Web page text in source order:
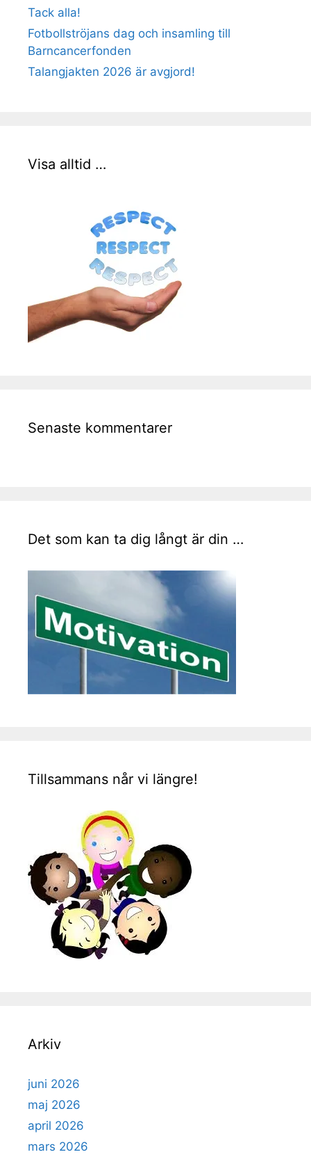
Tack alla!
Fotbollströjans dag och insamling till
Barncancerfonden
Talangjakten 2026 är avgjord!
Visa alltid …
Senaste kommentarer
Det som kan ta dig långt är din …
Tillsammans når vi längre!
Arkiv
juni 2026
maj 2026
april 2026
mars 2026